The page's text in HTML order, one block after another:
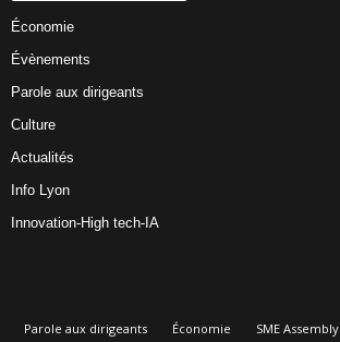
Économie
Évènements
Parole aux dirigeants
Culture
Actualités
Info Lyon
Innovation-High tech-IA
Parole aux dirigeants Économie SME Assembly